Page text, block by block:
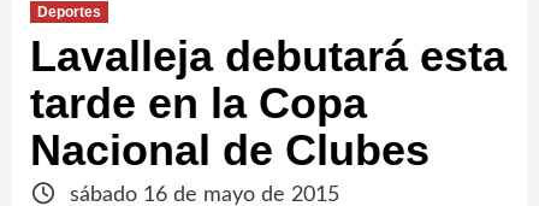
Deportes
Lavalleja debutará esta
tarde en la Copa
Nacional de Clubes
sábado 16 de mayo de 2015